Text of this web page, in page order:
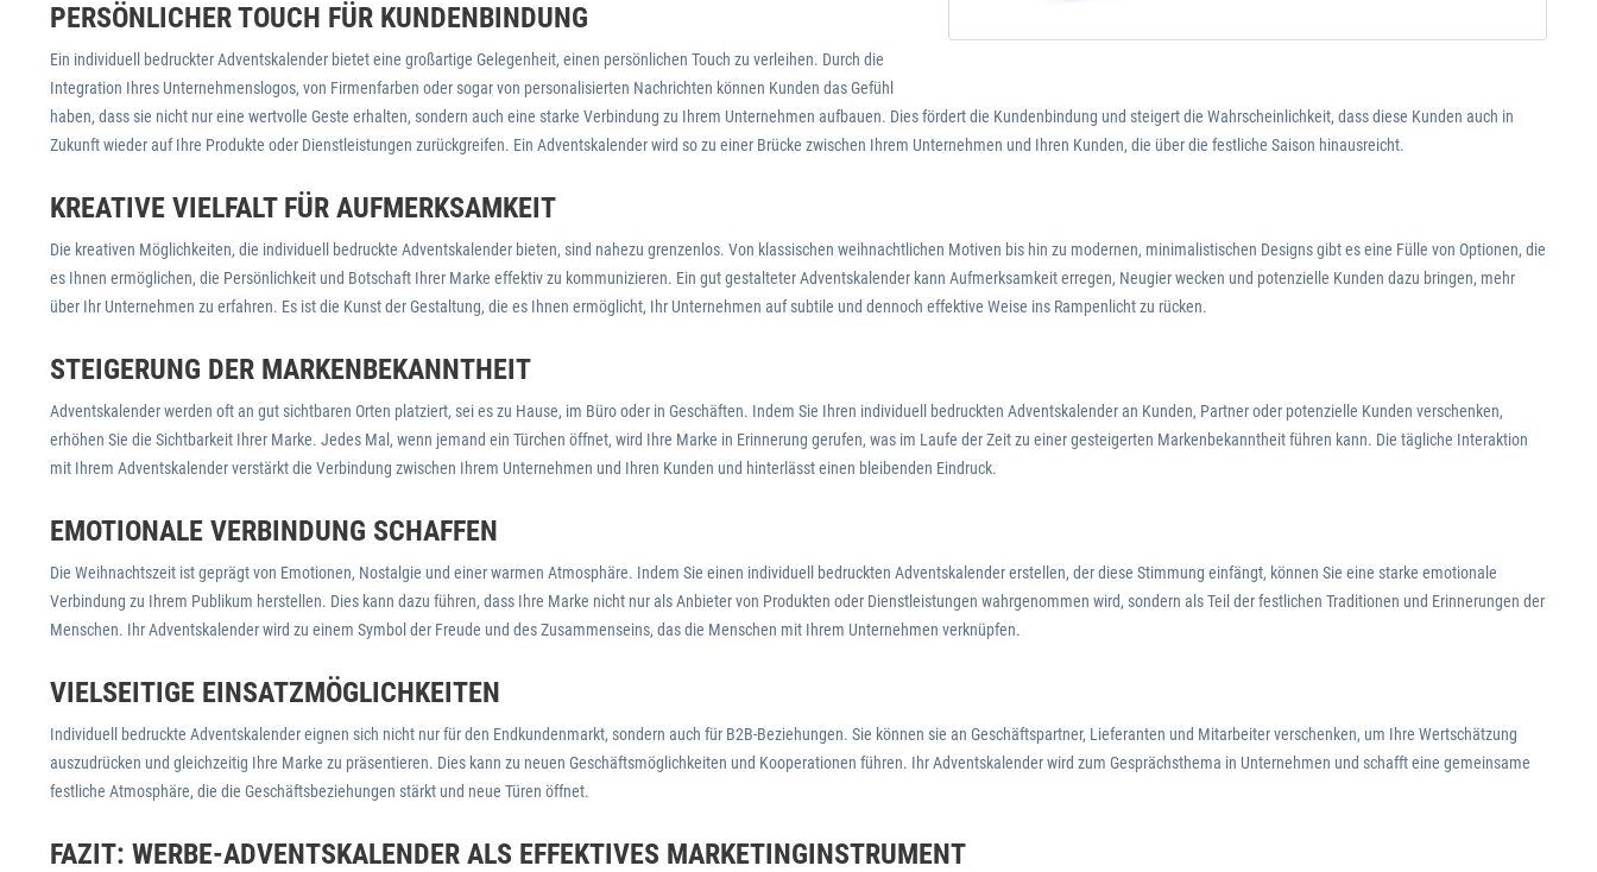
PERSÖNLICHER TOUCH FÜR KUNDENBINDUNG
Ein individuell bedruckter Adventskalender bietet eine großartige Gelegenheit, einen persönlichen Touch zu verleihen. Durch die
Integration Ihres Unternehmenslogos, von Firmenfarben oder sogar von personalisierten Nachrichten können Kunden das Gefühl
haben, dass sie nicht nur eine wertvolle Geste erhalten, sondern auch eine starke Verbindung zu Ihrem Unternehmen aufbauen. Dies fördert die Kundenbindung und steigert die Wahrscheinlichkeit, dass diese Kunden auch in
Zukunft wieder auf Ihre Produkte oder Dienstleistungen zurückgreifen. Ein Adventskalender wird so zu einer Brücke zwischen Ihrem Unternehmen und Ihren Kunden, die über die festliche Saison hinausreicht.
KREATIVE VIELFALT FÜR AUFMERKSAMKEIT
Die kreativen Möglichkeiten, die individuell bedruckte Adventskalender bieten, sind nahezu grenzenlos. Von klassischen weihnachtlichen Motiven bis hin zu modernen, minimalistischen Designs gibt es eine Fülle von Optionen, die
es Ihnen ermöglichen, die Persönlichkeit und Botschaft Ihrer Marke effektiv zu kommunizieren. Ein gut gestalteter Adventskalender kann Aufmerksamkeit erregen, Neugier wecken und potenzielle Kunden dazu bringen, mehr
über Ihr Unternehmen zu erfahren. Es ist die Kunst der Gestaltung, die es Ihnen ermöglicht, Ihr Unternehmen auf subtile und dennoch effektive Weise ins Rampenlicht zu rücken.
STEIGERUNG DER MARKENBEKANNTHEIT
Adventskalender werden oft an gut sichtbaren Orten platziert, sei es zu Hause, im Büro oder in Geschäften. Indem Sie Ihren individuell bedruckten Adventskalender an Kunden, Partner oder potenzielle Kunden verschenken,
erhöhen Sie die Sichtbarkeit Ihrer Marke. Jedes Mal, wenn jemand ein Türchen öffnet, wird Ihre Marke in Erinnerung gerufen, was im Laufe der Zeit zu einer gesteigerten Markenbekanntheit führen kann. Die tägliche Interaktion
mit Ihrem Adventskalender verstärkt die Verbindung zwischen Ihrem Unternehmen und Ihren Kunden und hinterlässt einen bleibenden Eindruck.
EMOTIONALE VERBINDUNG SCHAFFEN
Die Weihnachtszeit ist geprägt von Emotionen, Nostalgie und einer warmen Atmosphäre. Indem Sie einen individuell bedruckten Adventskalender erstellen, der diese Stimmung einfängt, können Sie eine starke emotionale
Verbindung zu Ihrem Publikum herstellen. Dies kann dazu führen, dass Ihre Marke nicht nur als Anbieter von Produkten oder Dienstleistungen wahrgenommen wird, sondern als Teil der festlichen Traditionen und Erinnerungen der
Menschen. Ihr Adventskalender wird zu einem Symbol der Freude und des Zusammenseins, das die Menschen mit Ihrem Unternehmen verknüpfen.
VIELSEITIGE EINSATZMÖGLICHKEITEN
Individuell bedruckte Adventskalender eignen sich nicht nur für den Endkundenmarkt, sondern auch für B2B-Beziehungen. Sie können sie an Geschäftspartner, Lieferanten und Mitarbeiter verschenken, um Ihre Wertschätzung
auszudrücken und gleichzeitig Ihre Marke zu präsentieren. Dies kann zu neuen Geschäftsmöglichkeiten und Kooperationen führen. Ihr Adventskalender wird zum Gesprächsthema in Unternehmen und schafft eine gemeinsame
festliche Atmosphäre, die die Geschäftsbeziehungen stärkt und neue Türen öffnet.
FAZIT: WERBE-ADVENTSKALENDER ALS EFFEKTIVES MARKETINGINSTRUMENT